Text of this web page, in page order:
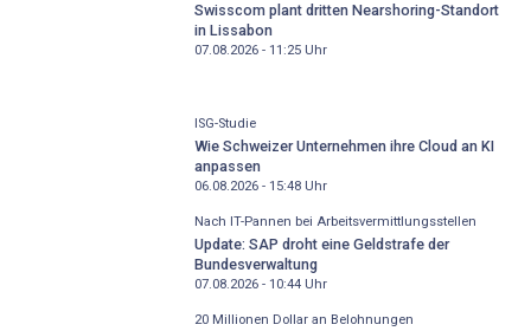
Swisscom plant dritten Nearshoring-Standort
in Lissabon
07.08.2026 - 11:25Uhr
ISG-Studie
Wie Schweizer Unternehmen ihre Cloud an KI
anpassen
06.08.2026 - 15:48Uhr
Nach IT-Pannen bei Arbeitsvermittlungsstellen
Update: SAP droht eine Geldstrafe der
Bundesverwaltung
07.08.2026 - 10:44Uhr
20 Millionen Dollar an Belohnungen